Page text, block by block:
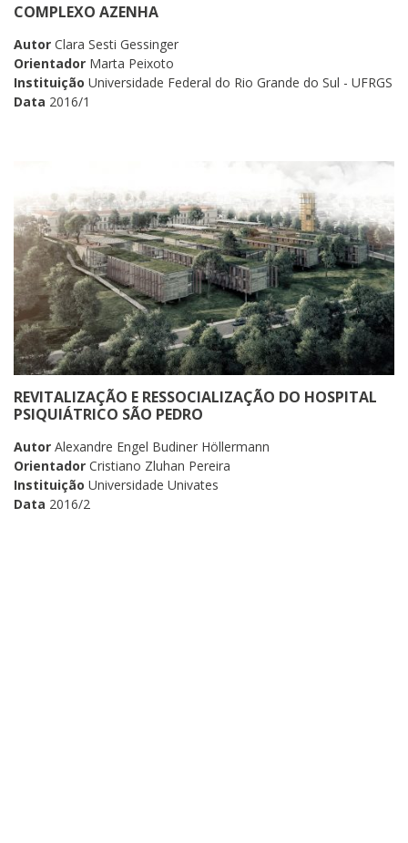
COMPLEXO AZENHA
Autor Clara Sesti Gessinger
Orientador Marta Peixoto
Instituição Universidade Federal do Rio Grande do Sul - UFRGS
Data 2016/1
REVITALIZAÇÃO E RESSOCIALIZAÇÃO DO HOSPITAL
PSIQUIÁTRICO SÃO PEDRO
Autor Alexandre Engel Budiner Höllermann
Orientador Cristiano Zluhan Pereira
Instituição Universidade Univates
Data 2016/2